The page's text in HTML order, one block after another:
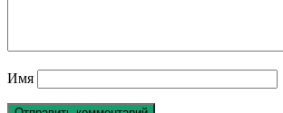
Имя